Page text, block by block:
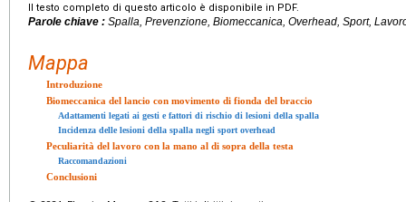
Il testo completo di questo articolo è disponibile in PDF.
Parole chiave : Spalla, Prevenzione, Biomeccanica, Overhead, Sport,
Mappa
Introduzione
Biomeccanica del lancio con movimento di fionda del braccio
Adattamenti legati ai gesti e fattori di rischio di lesioni della spalla
Incidenza delle lesioni della spalla negli sport overhead
Peculiarità del lavoro con la mano al di sopra della testa
Raccomandazioni
Conclusioni